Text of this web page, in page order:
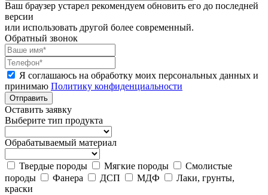
Ваш браузер устарел рекомендуем обновить его до последней
версии
или использовать другой более современный.
Обратный звонок
Я соглашаюсь на обработку моих персональных данных и
принимаю Политику конфиденциальности
Отправить
Оставить заявку
Выберите тип продукта
Обрабатываемый материал
Твердые породы Мягкие породы
Смолистые
породы
Фанера ДСП МДФ
Лаки, грунты,
краски